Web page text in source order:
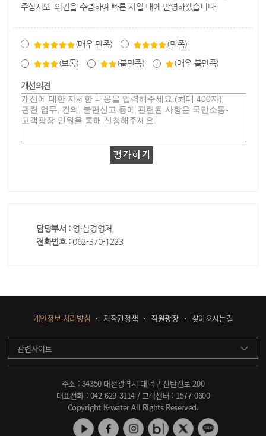
주십시오. 의견을 수렴하여 빠른 시일 내에 반영하겠습니다.
(매우 만족) (만족)
(보통) (불만족) (매우 불만족)
개선의견
담당부서 : 영·섬경영처
전화번호 : 062-370-1223
개인정보 처리방침 저작권정책 직원광장 찾아오시는길
관련사이트
주소 : 34350 대전광역시 대덕구 신탄진로 200
대표전화 : 042-629-3114 / 고객센터 : 1577-0600
Copyright K-water All Rights Reserved.